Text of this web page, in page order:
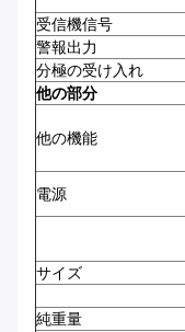
受信機信号
警報出力
分極の受け入れ
他の部分
他の機能
電源
サイズ
純重量